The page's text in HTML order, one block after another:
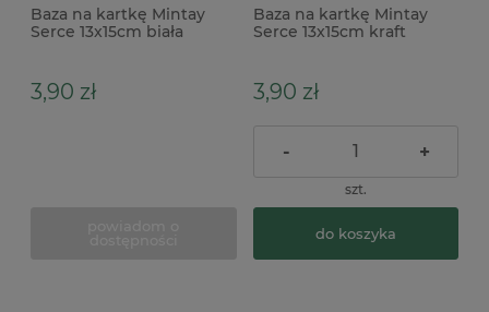
Baza na kartkę Mintay
Serce 13x15cm biała
3,90 zł
Baza na kartkę Mintay
Serce 13x15cm kraft
3,90 zł
- +
szt.
do koszyka